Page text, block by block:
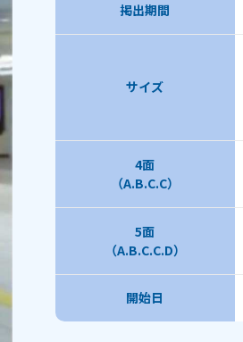
掲出期間
サイズ
4面
（A.B.C.C）
5面
（A.B.C.C.D）
開始日